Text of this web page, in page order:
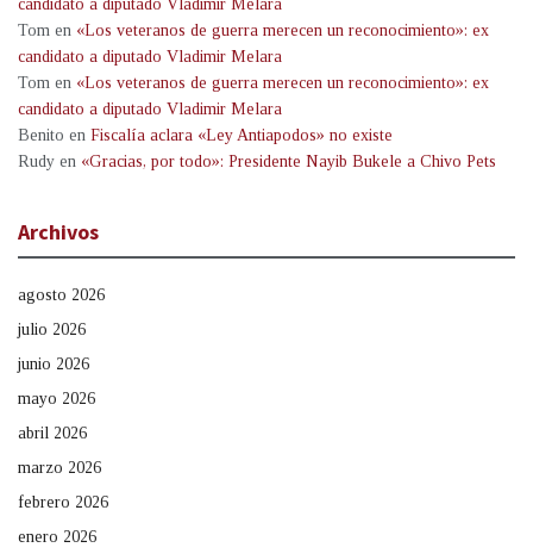
candidato a diputado Vladimir Melara
Tom en «Los veteranos de guerra merecen un reconocimiento»: ex
candidato a diputado Vladimir Melara
Tom en «Los veteranos de guerra merecen un reconocimiento»: ex
candidato a diputado Vladimir Melara
Benito en Fiscalía aclara «Ley Antiapodos» no existe
Rudy en «Gracias, por todo»: Presidente Nayib Bukele a Chivo Pets
Archivos
agosto 2026
julio 2026
junio 2026
mayo 2026
abril 2026
marzo 2026
febrero 2026
enero 2026